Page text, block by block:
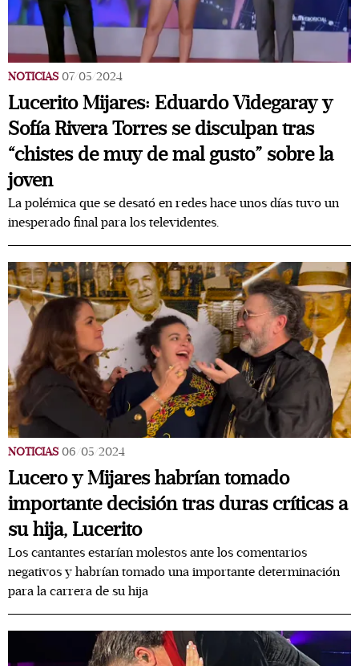
NOTICIAS 07/05/2024
Lucerito Mijares: Eduardo Videgaray y
Sofía Rivera Torres se disculpan tras
“chistes de muy de mal gusto” sobre la
joven
La polémica que se desató en redes hace unos días tuvo un
inesperado final para los televidentes.
NOTICIAS 06/05/2024
Lucero y Mijares habrían tomado
importante decisión tras duras críticas a
su hija, Lucerito
Los cantantes estarían molestos ante los comentarios
negativos y habrían tomado una importante determinación
para la carrera de su hija